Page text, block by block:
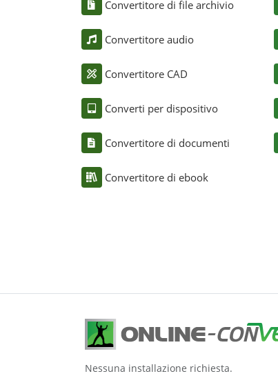
Convertitore di file archivio
Convertitore audio
Convertitore CAD
Converti per dispositivo
Convertitore di documenti
Convertitore di ebook
Nessuna installazione richiesta.